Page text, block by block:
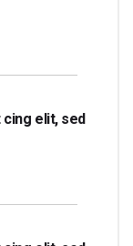
elit, sed